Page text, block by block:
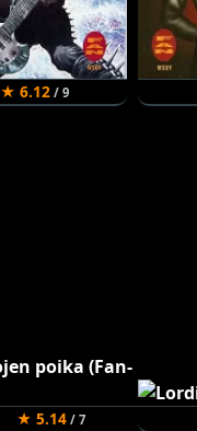
★ 6.12/ 9
★ 5.14/ 7